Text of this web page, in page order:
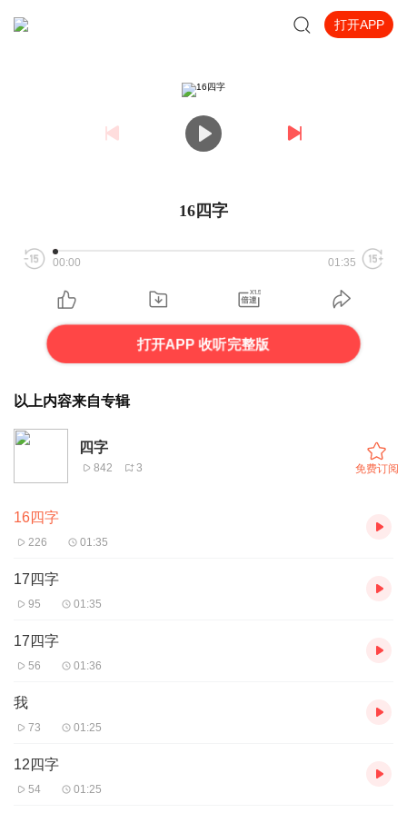
打开APP
16四字
00:00 01:35
打开APP 收听完整版
以上内容来自专辑
四字
842 3 免费订阅
16四字
226 01:35
17四字
95 01:35
17四字
56 01:36
我
73 01:25
12四字
54 01:25